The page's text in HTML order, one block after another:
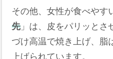
その他、女性が食べやす
先」は、皮をパリッとさ
づけ高温で焼き上げ、脂
上げられています。